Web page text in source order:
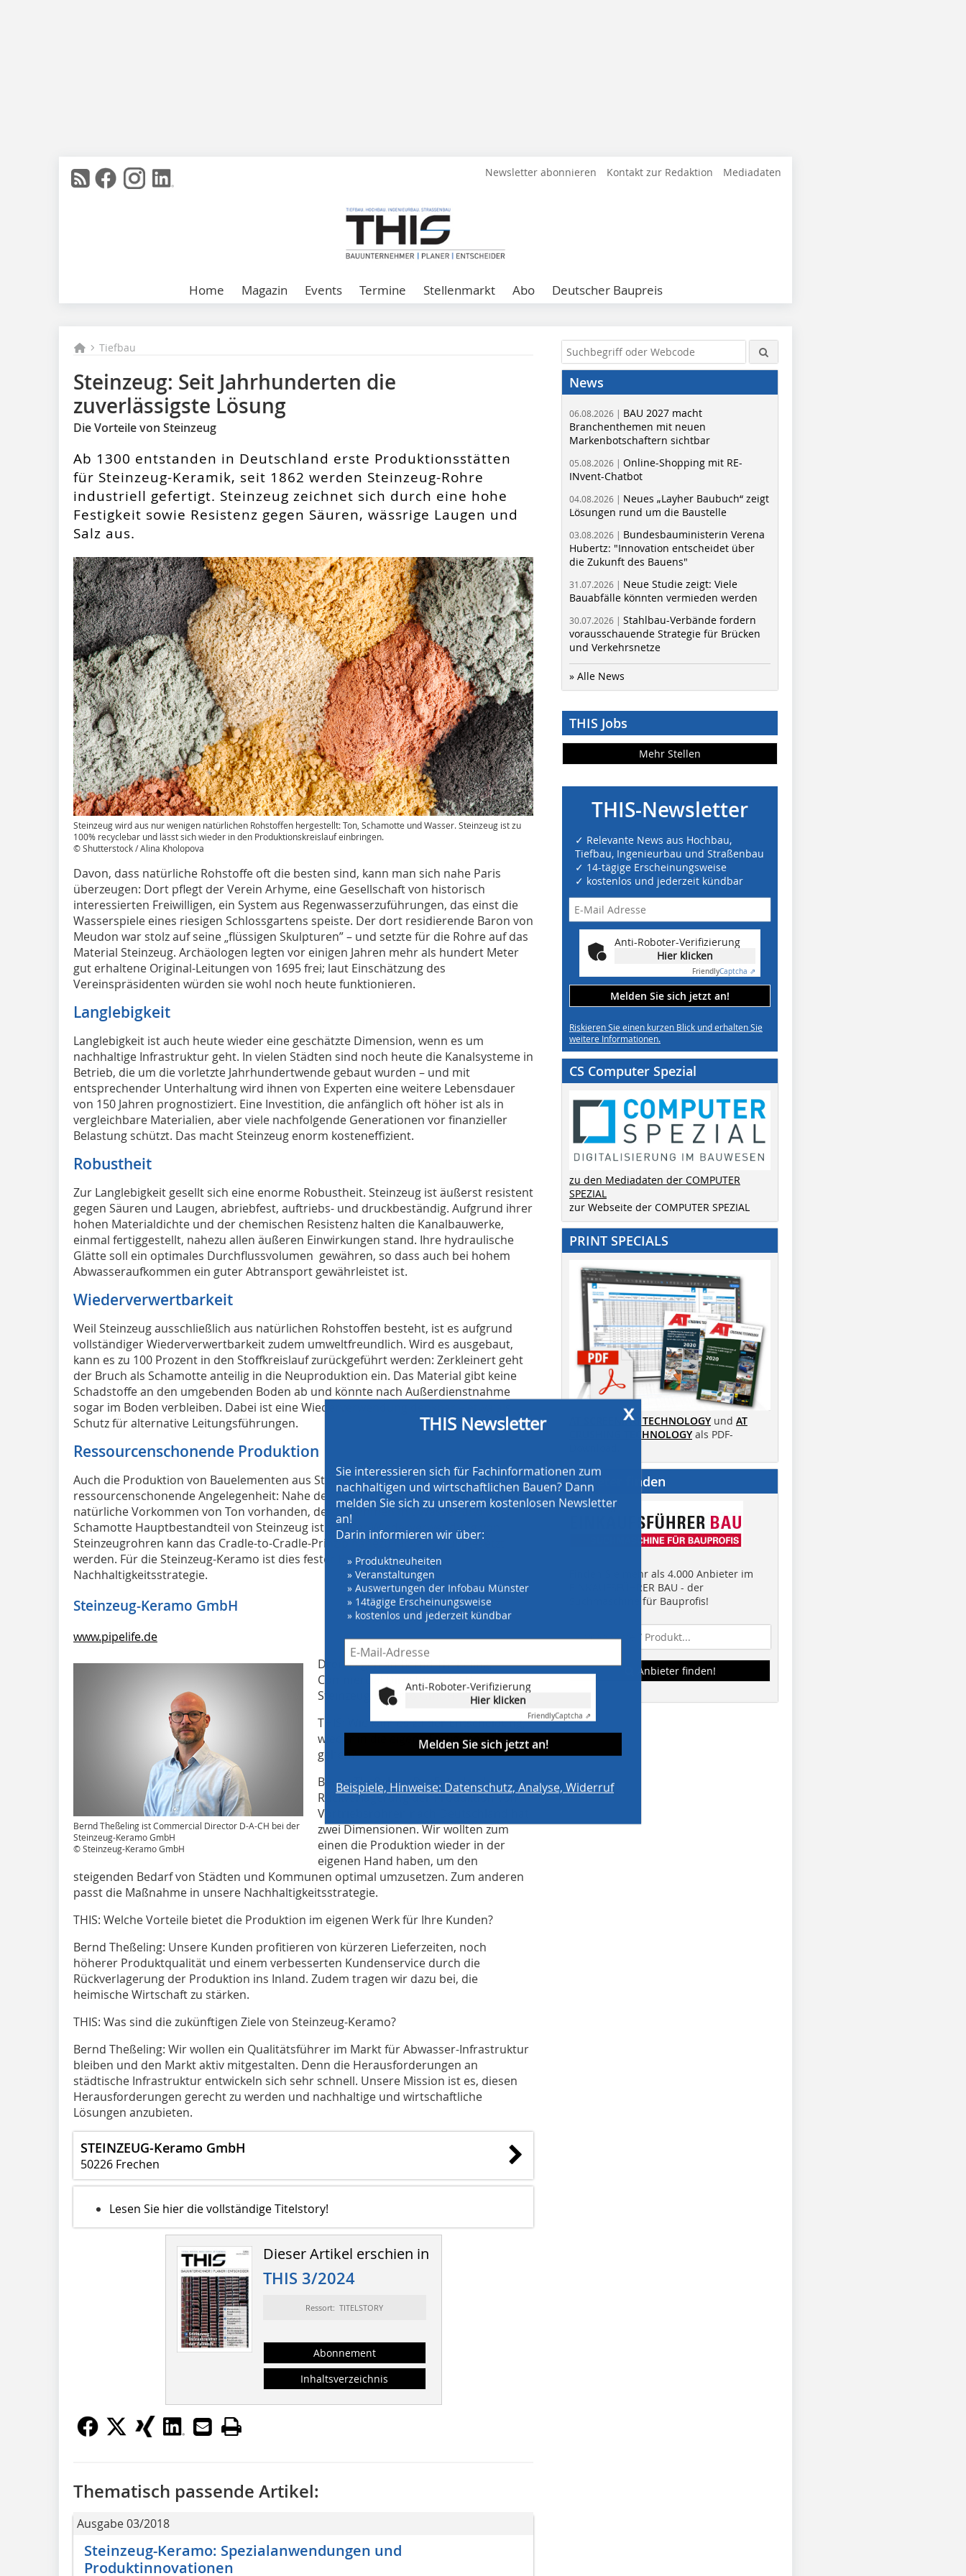
Newsletter abonnieren Kontakt zur Redaktion Mediadaten
Home Magazin Events Termine Stellenmarkt Abo Deutscher Baupreis
Tiefbau
Steinzeug: Seit Jahrhunderten die
zuverlässigste Lösung
Die Vorteile von Steinzeug
Ab 1300 entstanden in Deutschland erste Produktionsstätten
für Steinzeug-Keramik, seit 1862 werden Steinzeug-Rohre
industriell gefertigt. Steinzeug zeichnet sich durch eine hohe
Festigkeit sowie Resistenz gegen Säuren, wässrige Laugen und
Salz aus.
Steinzeug wird aus nur wenigen natürlichen Rohstoffen hergestellt: Ton, Schamotte und Wasser. Steinzeug ist zu
100% recyclebar und lässt sich wieder in den Produktionskreislauf einbringen.
© Shutterstock / Alina Kholopova
Davon, dass natürliche Rohstoffe oft die besten sind, kann man sich nahe Paris
überzeugen: Dort pflegt der Verein Arhyme, eine Gesellschaft von historisch
interessierten Freiwilligen, ein System aus Regenwasserzuführungen, das einst die
Wasserspiele eines riesigen Schlossgartens speiste. Der dort residierende Baron von
Meudon war stolz auf seine „flüssigen Skulpturen” – und setzte für die Rohre auf das
Material Steinzeug. Archäologen legten vor einigen Jahren mehr als hundert Meter
gut erhaltene Original-Leitungen von 1695 frei; laut Einschätzung des
Vereinspräsidenten würden sie wohl noch heute funktionieren.
Langlebigkeit
Langlebigkeit ist auch heute wieder eine geschätzte Dimension, wenn es um
nachhaltige Infrastruktur geht. In vielen Städten sind noch heute die Kanalsysteme in
Betrieb, die um die vorletzte Jahrhundertwende gebaut wurden – und mit
entsprechender Unterhaltung wird ihnen von Experten eine weitere Lebensdauer
von 150 Jahren prognostiziert. Eine Investition, die anfänglich oft höher ist als in
vergleichbare Materialien, aber viele nachfolgende Generationen vor finanzieller
Belastung schützt. Das macht Steinzeug enorm kosteneffizient.
Robustheit
Zur Langlebigkeit gesellt sich eine enorme Robustheit. Steinzeug ist äußerst resistent
gegen Säuren und Laugen, abriebfest, auftriebs- und druckbeständig. Aufgrund ihrer
hohen Materialdichte und der chemischen Resistenz halten die Kanalbauwerke,
einmal fertiggestellt, nahezu allen äußeren Einwirkungen stand. Ihre hydraulische
Glätte soll ein optimales Durchflussvolumen gewähren, so dass auch bei hohem
Abwasseraufkommen ein guter Abtransport gewährleistet ist.
Wiederverwertbarkeit
Weil Steinzeug ausschließlich aus natürlichen Rohstoffen besteht, ist es aufgrund
vollständiger Wiederverwertbarkeit zudem umweltfreundlich. Wird es ausgebaut,
kann es zu 100 Prozent in den Stoffkreislauf zurückgeführt werden: Zerkleinert geht
der Bruch als Schamotte anteilig in die Neuproduktion ein. Das Material gibt keine
Schadstoffe an den umgebenden Boden ab und könnte nach Außerdienstnahme
sogar im Boden verbleiben. Dabei ist eine Wiederverwendung denkbar – etwa als
Schutz für alternative Leitungsführungen.
Ressourcenschonende Produktion
Auch die Produktion von Bauelementen aus Steinzeug ist im Vergleich eine sehr
ressourcenschonende Angelegenheit: Nahe der Werksstandorten sind reiche
natürliche Vorkommen von Ton vorhanden, der zusammen mit Wasser und
Schamotte Hauptbestandteil von Steinzeug ist. Bei der Wiederverwendung von
Steinzeugrohren kann das Cradle-to-Cradle-Prinzip nahezu lückenlos umgesetzt
werden. Für die Steinzeug-Keramo ist dies fester Bestandteil seiner
Nachhaltigkeitsstrategie.
Steinzeug-Keramo GmbH
www.pipelife.de
Bernd Theßeling ist Commercial Director D-A-CH bei der
Steinzeug-Keramo GmbH
© Steinzeug-Keramo GmbH
Drei Fragen an Bernd Theßeling,
Commercial Director D-A-CH,
Steinzeug-Keramo GmbH
THIS: Wie kam es zu der Entscheidung,
wieder in die eigene Fertigung zu
gehen?
Bernd Theßeling: Die Entscheidung zur
Rückverlagerung der Produktion von
Vortriebsrohren nach Deutschland hat
zwei Dimensionen. Wir wollten zum
einen die Produktion wieder in der
eigenen Hand haben, um den
steigenden Bedarf von Städten und Kommunen optimal umzusetzen. Zum anderen
passt die Maßnahme in unsere Nachhaltigkeitsstrategie.
THIS: Welche Vorteile bietet die Produktion im eigenen Werk für Ihre Kunden?
Bernd Theßeling: Unsere Kunden profitieren von kürzeren Lieferzeiten, noch
höherer Produktqualität und einem verbesserten Kundenservice durch die
Rückverlagerung der Produktion ins Inland. Zudem tragen wir dazu bei, die
heimische Wirtschaft zu stärken.
THIS: Was sind die zukünftigen Ziele von Steinzeug-Keramo?
Bernd Theßeling: Wir wollen ein Qualitätsführer im Markt für Abwasser-Infrastruktur
bleiben und den Markt aktiv mitgestalten. Denn die Herausforderungen an
städtische Infrastruktur entwickeln sich sehr schnell. Unsere Mission ist es, diesen
Herausforderungen gerecht zu werden und nachhaltige und wirtschaftliche
Lösungen anzubieten.
STEINZEUG-Keramo GmbH
50226 Frechen
Lesen Sie hier die vollständige Titelstory!
Dieser Artikel erschien in
THIS 3/2024
Ressort: TITELSTORY
Abonnement
Inhaltsverzeichnis
x
THIS Newsletter
Sie interessieren sich für Fachinformationen zum
nachhaltigen und wirtschaftlichen Bauen? Dann
melden Sie sich zu unserem kostenlosen Newsletter
an!
Darin informieren wir über:
» Produktneuheiten
» Veranstaltungen
» Auswertungen der Infobau Münster
» 14tägige Erscheinungsweise
» kostenlos und jederzeit kündbar
Anti-Roboter-Verifizierung
Hier klicken
FriendlyCaptcha ⇗
Melden Sie sich jetzt an!
Beispiele, Hinweise: Datenschutz, Analyse, Widerruf
Thematisch passende Artikel:
Ausgabe 03/2018
Steinzeug-Keramo: Spezialanwendungen und
Produktinnovationen
News
06.08.2026 | BAU 2027 macht
Branchenthemen mit neuen
Markenbotschaftern sichtbar
05.08.2026 | Online-Shopping mit RE-
INvent-Chatbot
04.08.2026 | Neues „Layher Baubuch“ zeigt
Lösungen rund um die Baustelle
03.08.2026 | Bundesbauministerin Verena
Hubertz: "Innovation entscheidet über
die Zukunft des Bauens"
31.07.2026 | Neue Studie zeigt: Viele
Bauabfälle könnten vermieden werden
30.07.2026 | Stahlbau-Verbände fordern
vorausschauende Strategie für Brücken
und Verkehrsnetze
» Alle News
THIS Jobs
Mehr Stellen
THIS-Newsletter
✓ Relevante News aus Hochbau,
Tiefbau, Ingenieurbau und Straßenbau
✓ 14-tägige Erscheinungsweise
✓ kostenlos und jederzeit kündbar
Anti-Roboter-Verifizierung
Hier klicken
FriendlyCaptcha ⇗
Melden Sie sich jetzt an!
Riskieren Sie einen kurzen Blick und erhalten Sie
weitere Informationen.
CS Computer Spezial
zu den Mediadaten der COMPUTER
SPEZIAL
zur Webseite der COMPUTER SPEZIAL
PRINT SPECIALS
AT SCREENING TECHNOLOGY und AT
CRUSHING TECHNOLOGY als PDF-
Anbieter finden
Finden Sie mehr als 4.000 Anbieter im
EINKAUFSFÜHRER BAU - der
Suchmaschine für Bauprofis!
Anbieter finden!